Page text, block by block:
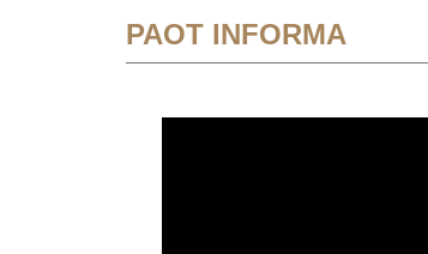
PAOT INFORMA